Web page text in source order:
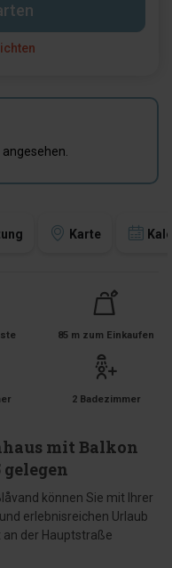
Karte
85 m zum Einkaufen
2 Badezimmer
mit Balkon
können Sie mit Ihrer
erlebnisreichen Urlaub
an der Hauptstraße